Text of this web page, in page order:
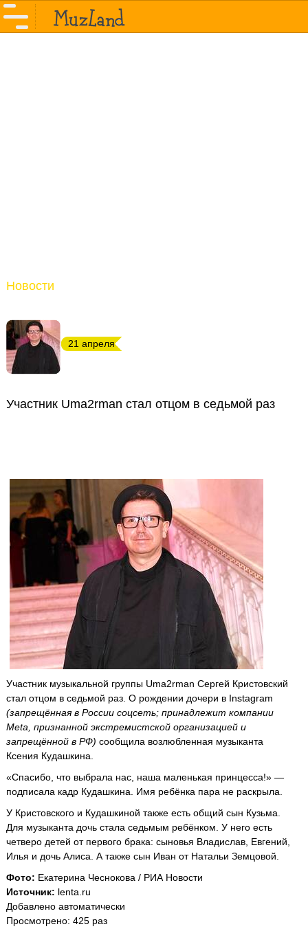
Новости
21 апреля
Участник Uma2rman стал отцом в седьмой раз
Участник музыкальной группы Uma2rman Сергей Кристовский
стал отцом в седьмой раз. О рождении дочери в Instagram
(запрещённая в России соцсеть; принадлежит компании
Meta, признанной экстремистской организацией и
запрещённой в РФ) сообщила возлюбленная музыканта
Ксения Кудашкина.
«Спасибо, что выбрала нас, наша маленькая принцесса!» —
подписала кадр Кудашкина. Имя ребёнка пара не раскрыла.
У Кристовского и Кудашкиной также есть общий сын Кузьма.
Для музыканта дочь стала седьмым ребёнком. У него есть
четверо детей от первого брака: сыновья Владислав, Евгений,
Илья и дочь Алиса. А также сын Иван от Натальи Земцовой.
Фото: Екатерина Чеснокова / РИА Новости
Источник: lenta.ru
Добавлено автоматически
Просмотрено: 425 раз